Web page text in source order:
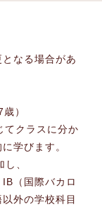
なる場合があ
）
てクラスに分か
学びます。
、
（国際バカロ
外の学校科目